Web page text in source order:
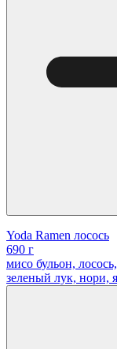
Yoda Ramen лосось
690 г
мисо бульон,
зеленый лук, нори,